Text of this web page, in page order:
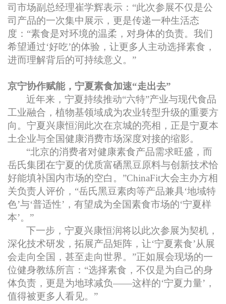
司市场副总经理崔学辉表示：“此次参展不仅是公
司产品的一次集中展示，更是传递一种生活态
度：“素食是对环境的温柔，对身体的负责。我们
希望通过‘好吃’的体验，让更多人主动选择素食，
进而理解背后的可持续意义。”
京宁协作赋能，宁夏素食加速“走出去”
近年来，宁夏持续推动“六特”产业与现代食品
工业融合，植物基领域成为农业转型升级的重要方
向。宁夏兴康恒润此次在京城的亮相，正是宁夏本
土企业与全国健康消费市场深度对接的缩影。
“北京的消费者对健康素食产品需求旺盛，而
岳氏集团在宁夏的优质富硒黑豆原料与创新技术恰
好能填补国内市场的空白。”ChinaFit大会主办方相
关负责人评价，“岳氏黑豆素肉等产品兼具‘地域特
色’与‘普适性’，有望成为全国素食市场的‘宁夏样
本’。”
下一步，宁夏兴康恒润将以此次参展为契机，
深化技术研发，拓展产品矩阵，让‘宁夏素食’从展
会走向全国，甚至走向世界。”正如展会现场的一
位健身教练所言：“选择素食，不仅是为自己的身
体负责，更是为地球减负——这样的‘宁夏力量’，
值得被更多人看见。”